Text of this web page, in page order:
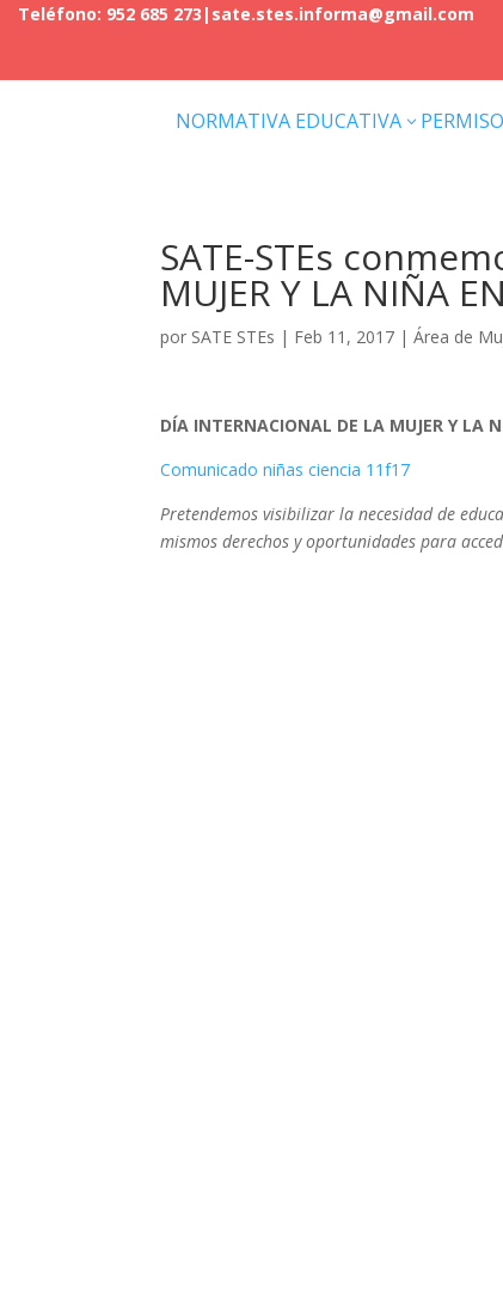
Teléfono: 952 685 273 | sate.stes.informa@gmail.com
NORMATIVA EDUCATIVA 3
SATE-STEs
MUJER Y LA NIÑA
por SATE STEs | Feb 11, 2017 |Área de
DÍA INTERNACIONAL DE LA MUJER Y LA
Comunicado niñas ciencia 11f17
Pretendemos visibilizar la necesidad de
mismos derechos y oportunidades para